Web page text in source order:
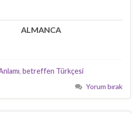
ALMANCA
, betreffen Türkçesi
Yorum bırak